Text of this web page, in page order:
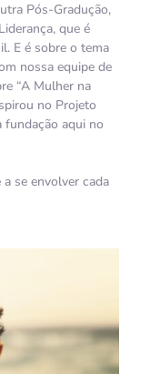
Pós-Gradução,
que é
E é sobre o tema
nossa equipe de
“A Mulher na
no Projeto
fundação aqui no
se envolver cada